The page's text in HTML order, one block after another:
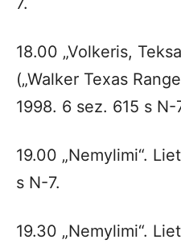
18.00 „Volkeris,
(„Walker Texas
1998. 6 sez. 615 s N-
19.00 „Nemylimi“.
s N-7.
19.30 „Nemylimi“.